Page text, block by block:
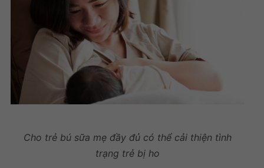
Cho trẻ bú sữa mẹ đầy đủ có thể cải thiện tình
trạng trẻ bị ho